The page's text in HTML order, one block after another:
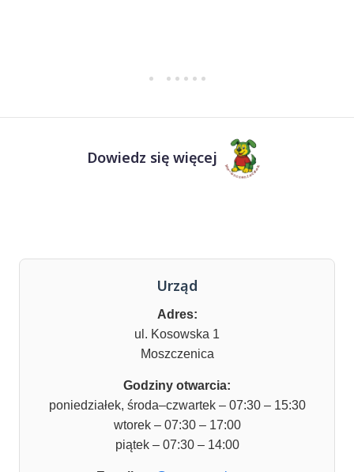
Dowiedz się więcej
Urząd
Adres:
ul. Kosowska 1
Moszczenica
Godziny otwarcia:
poniedziałek, środa–czwartek – 07:30 – 15:30
wtorek – 07:30 – 17:00
piątek – 07:30 – 14:00